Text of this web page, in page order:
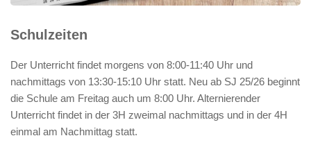
Schulzeiten
Der Unterricht findet morgens von 8:00-11:40 Uhr und
nachmittags von 13:30-15:10 Uhr statt. Neu ab SJ 25/26 beginnt
die Schule am Freitag auch um 8:00 Uhr. Alternierender
Unterricht findet in der 3H zweimal nachmittags und in der 4H
einmal am Nachmittag statt.